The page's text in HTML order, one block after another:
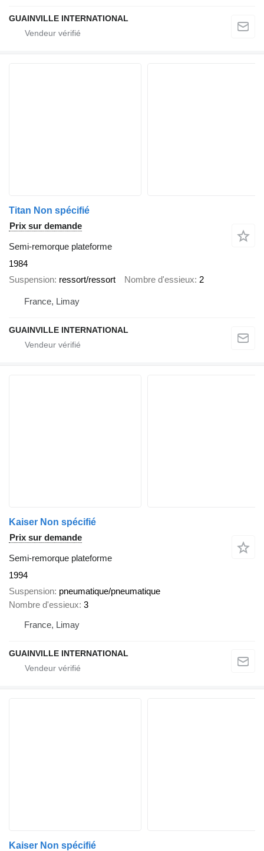
GUAINVILLE INTERNATIONAL
Titan Non spécifié
Prix sur demande
Semi-remorque plateforme
1984
Suspension ressort/ressort Nombre d'essieux 2
France, Limay
GUAINVILLE INTERNATIONAL
Kaiser Non spécifié
Prix sur demande
Semi-remorque plateforme
1994
Suspension pneumatique/pneumatique
Nombre d'essieux 3
France, Limay
GUAINVILLE INTERNATIONAL
Kaiser Non spécifié